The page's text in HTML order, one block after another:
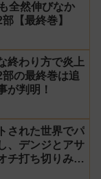
全然伸びなか
【最終巻】
終わり方で炎上
の最終巻は追
が判明！
された世界でパ
、デンジとアサ
チ打ち切りみた